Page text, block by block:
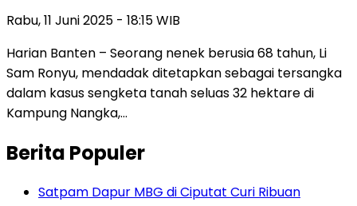
Rabu, 11 Juni 2025 - 18:15 WIB
Harian Banten – Seorang nenek berusia 68 tahun, Li
Sam Ronyu, mendadak ditetapkan sebagai tersangka
dalam kasus sengketa tanah seluas 32 hektare di
Kampung Nangka,…
Berita Populer
Satpam Dapur MBG di Ciputat Curi Ribuan